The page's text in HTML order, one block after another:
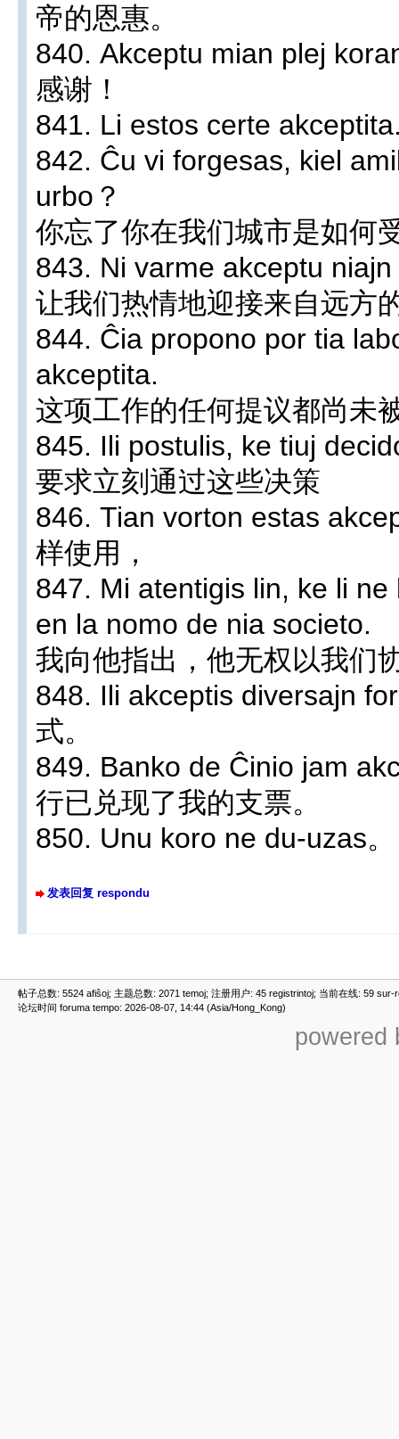
帝的恩惠。
840. Akceptu mian plej
感谢！
841. Li estos certe
842. Ĉu vi forgesas, kiel
urbo？
你忘了你在我们城市是如何
843. Ni varme akceptu
让我们热情地迎接来自远方
844. Ĉia propono por tia
akceptita.
这项工作的任何提议都尚未
845. Ili postulis, ke tiuj
要求立刻通过这些决策
846. Tian vorton estas
样使用，
847. Mi atentigis lin, ke li
en la nomo de nia societo.
我向他指出，他无权以我们
848. Ili akceptis diversajn
式。
849. Banko de Ĉinio jam
行已兑现了我的支票。
850. Unu koro ne du-uzas
发表回复 respondu
帖子总数: 5524 afiŝoj; 主题总数: 2071 temoj; 注册用户: 45 registrintoj; 当前在线: 59
论坛时间 foruma tempo: 2026-08-07, 14:44 (Asia/Hong_Kong)
powered